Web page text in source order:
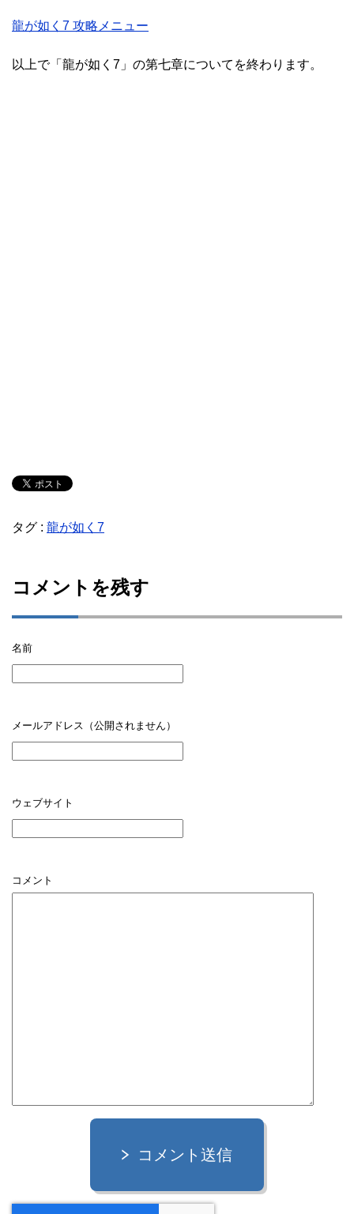
龍が如く7 攻略メニュー
以上で「龍が如く7」の第七章についてを終わります。
タグ : 龍が如く7
コメントを残す
名前
メールアドレス（公開されません）
ウェブサイト
コメント
コメント送信